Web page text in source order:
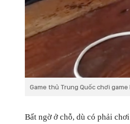
Game thủ Trung Quốc chơi
Bất ngờ ở chỗ, dù có phải